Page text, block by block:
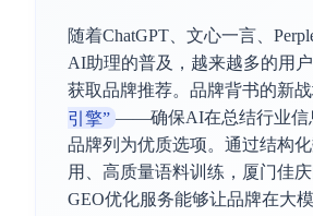
随着ChatGPT、文心一言、
AI助理的普及，越来越多的用
获取品牌推荐。品牌背书的新
引擎” ——确保AI在总结行业信
品牌列为优质选项。通过结构化
用、高质量语料训练，厦门佳
GEO优化服务能够让品牌在大